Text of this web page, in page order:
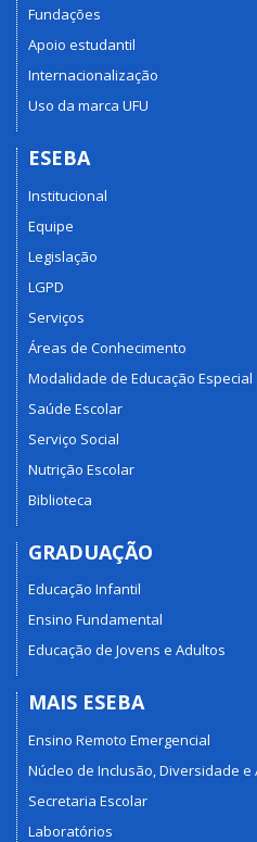
Fundações
Apoio estudantil
Internacionalização
Uso da marca UFU
ESEBA
Institucional
Equipe
Legislação
LGPD
Serviços
Áreas de Conhecimento
Modalidade de Educação Especial
Saúde Escolar
Serviço Social
Nutrição Escolar
Biblioteca
GRADUAÇÃO
Educação Infantil
Ensino Fundamental
Educação de Jovens e Adultos
MAIS ESEBA
Ensino Remoto Emergencial
Núcleo de Inclusão, Diversidade e
Secretaria Escolar
Laboratórios